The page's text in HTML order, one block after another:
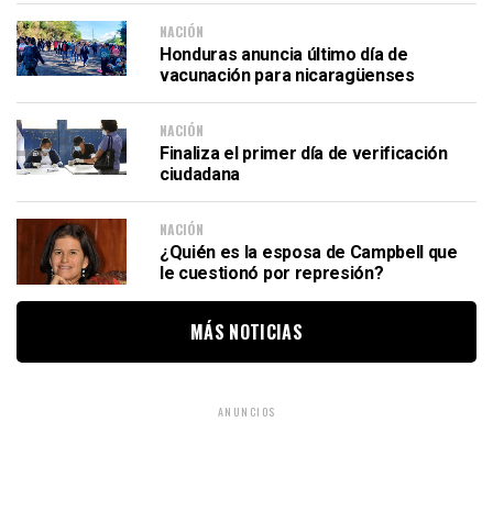
NACIÓN
Honduras anuncia último día de
vacunación para nicaragüenses
NACIÓN
Finaliza el primer día de verificación
ciudadana
NACIÓN
¿Quién es la esposa de Campbell que
le cuestionó por represión?
MÁS NOTICIAS
ANUNCIOS